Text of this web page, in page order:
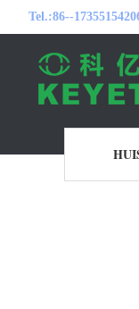
Tel.:86--